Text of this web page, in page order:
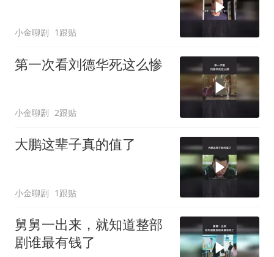
小金聊剧 1跟贴
第一次看刘德华死这么惨
小金聊剧 2跟贴
大鹏这辈子真的值了
小金聊剧 1跟贴
舅舅一出来，就知道整部
剧谁最有钱了